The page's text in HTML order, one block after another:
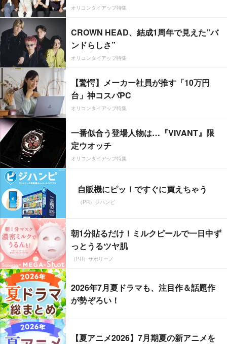
オリコンタイアップ特集
CROWN HEAD、結成1周年で見えた”バ
ンドらしさ”
オリコンタイアップ特集
【驚愕】メーカー社員が推す「10万円
台」神コスパPC
オリコンタイアップ特集
一番似合う登場人物は…『VIVANT』限
定ウオッチ
オリコンタイアップ特集
自販機にピッ！ですぐに買えちゃう
（PR）ジハンピ
朝1分貼るだけ！ミルクピールで一日中ず
っとうるツヤ肌
（PR）サボリーノ
2026年7月夏ドラマも、注目作＆話題作
が勢ぞろい！
【夏アニメ2026】7月期夏の新アニメを